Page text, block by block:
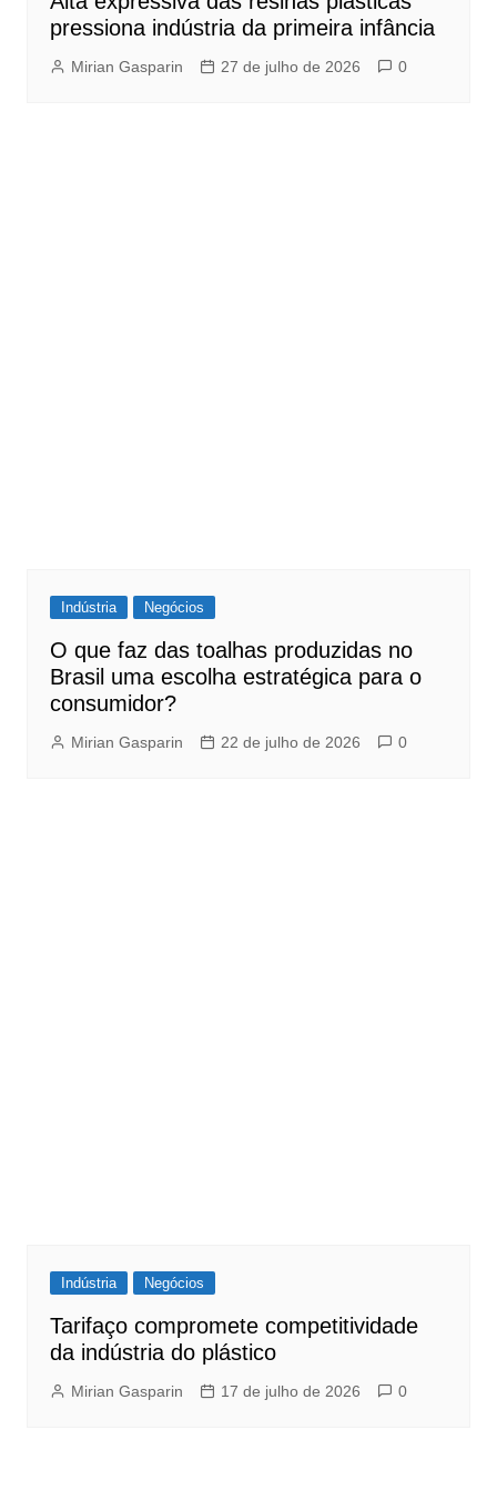
pressiona indústria da primeira infância
Mirian Gasparin 27 de julho de 2026 0
Indústria Negócios
O que faz das toalhas produzidas no
Brasil uma escolha estratégica para o
consumidor?
Mirian Gasparin 22 de julho de 2026 0
Indústria Negócios
Tarifaço compromete competitividade
da indústria do plástico
Mirian Gasparin 17 de julho de 2026 0